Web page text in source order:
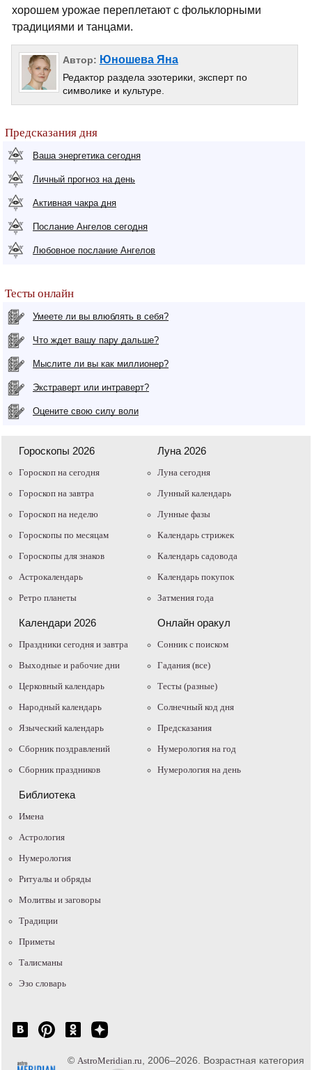
хорошем урожае переплетают с фольклорными
традициями и танцами.
Автор: Юношева Яна
Редактор раздела эзотерики, эксперт по
символике и культуре.
Предсказания дня
Ваша энергетика сегодня
Личный прогноз на день
Активная чакра дня
Послание Ангелов сегодня
Любовное послание Ангелов
Тесты онлайн
Умеете ли вы влюблять в себя?
Что ждет вашу пару дальше?
Мыслите ли вы как миллионер?
Экстраверт или интраверт?
Оцените свою силу воли
Гороскопы 2026
Гороскоп на сегодня
Гороскоп на завтра
Гороскоп на неделю
Гороскопы по месяцам
Гороскопы для знаков
Астрокалендарь
Ретро планеты
Луна 2026
Луна сегодня
Лунный календарь
Лунные фазы
Календарь стрижек
Календарь садовода
Календарь покупок
Затмения года
Календари 2026
Праздники сегодня и завтра
Выходные и рабочие дни
Церковный календарь
Народный календарь
Языческий календарь
Сборник поздравлений
Сборник праздников
Онлайн оракул
Cонник с поиском
Гадания (все)
Тесты (разные)
Солнечный код дня
Предсказания
Нумерология на год
Нумерология на день
Библиотека
Имена
Астрология
Нумерология
Ритуалы и обряды
Молитвы и заговоры
Традиции
Приметы
Талисманы
Эзо словарь
© AstroMeridian.ru, 2006–2026. Возрастная категория